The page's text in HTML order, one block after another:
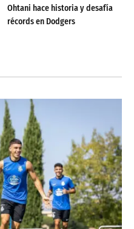
Ohtani hace historia y desafía
récords en Dodgers